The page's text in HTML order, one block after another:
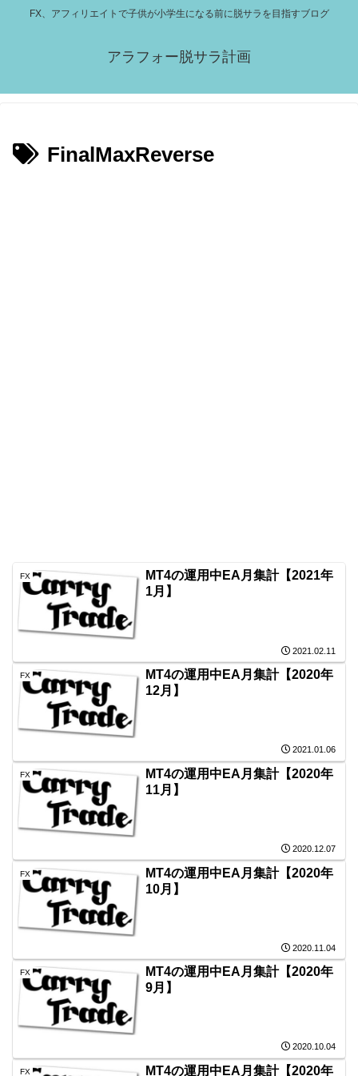
FX、アフィリエイトで子供が小学生になる前に脱サラを目指すブログ
アラフォー脱サラ計画
FinalMaxReverse
FX
MT4の運用中EA月集計【2021年
1月】
2021.02.11
FX
MT4の運用中EA月集計【2020年
12月】
2021.01.06
FX
MT4の運用中EA月集計【2020年
11月】
2020.12.07
FX
MT4の運用中EA月集計【2020年
10月】
2020.11.04
FX
MT4の運用中EA月集計【2020年
9月】
2020.10.04
FX MT4の運用中EA月集計【2020年